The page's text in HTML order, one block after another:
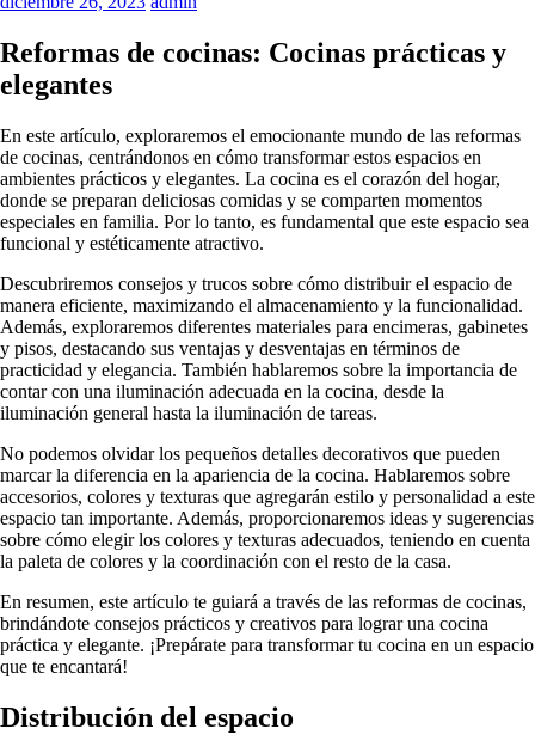
Reformas de cocinas: Cocinas prácticas y
elegantes
En este artículo, exploraremos el emocionante mundo de las reformas
de cocinas, centrándonos en cómo transformar estos espacios en
ambientes prácticos y elegantes. La cocina es el corazón del hogar,
donde se preparan deliciosas comidas y se comparten momentos
especiales en familia. Por lo tanto, es fundamental que este espacio sea
funcional y estéticamente atractivo.
Descubriremos consejos y trucos sobre cómo distribuir el espacio de
manera eficiente, maximizando el almacenamiento y la funcionalidad.
Además, exploraremos diferentes materiales para encimeras, gabinetes
y pisos, destacando sus ventajas y desventajas en términos de
practicidad y elegancia. También hablaremos sobre la importancia de
contar con una iluminación adecuada en la cocina, desde la
iluminación general hasta la iluminación de tareas.
No podemos olvidar los pequeños detalles decorativos que pueden
marcar la diferencia en la apariencia de la cocina. Hablaremos sobre
accesorios, colores y texturas que agregarán estilo y personalidad a este
espacio tan importante. Además, proporcionaremos ideas y sugerencias
sobre cómo elegir los colores y texturas adecuados, teniendo en cuenta
la paleta de colores y la coordinación con el resto de la casa.
En resumen, este artículo te guiará a través de las reformas de cocinas,
brindándote consejos prácticos y creativos para lograr una cocina
práctica y elegante. ¡Prepárate para transformar tu cocina en un espacio
que te encantará!
Distribución del espacio